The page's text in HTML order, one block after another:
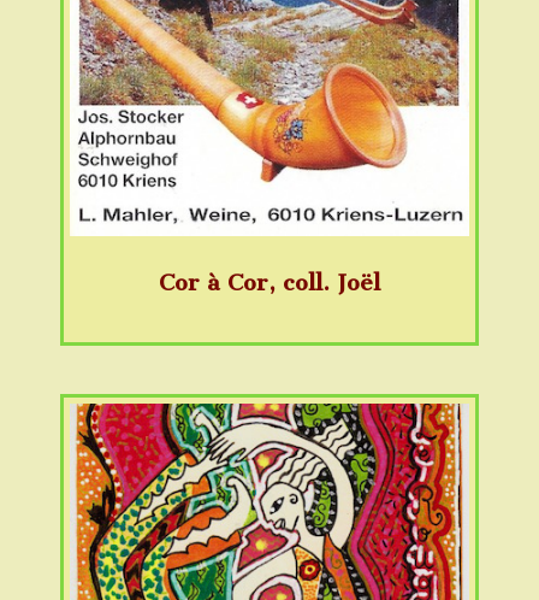
Cor à Cor, coll. Joël